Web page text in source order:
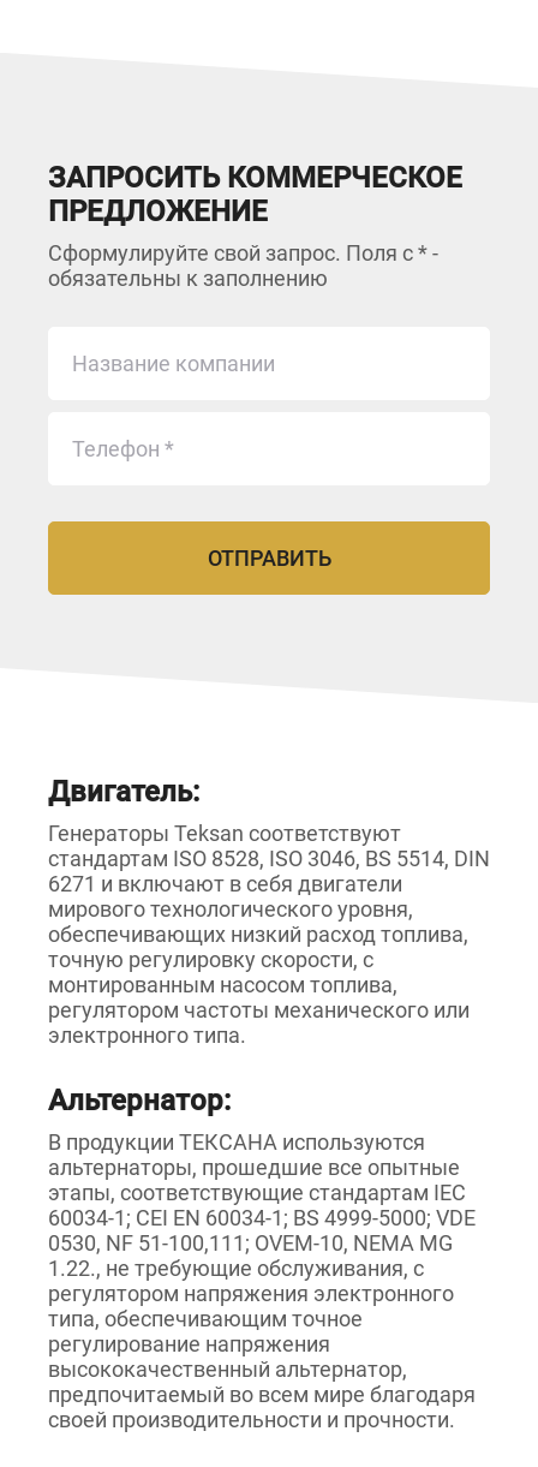
ЗАПРОСИТЬ КОММЕРЧЕСКОЕ
ПРЕДЛОЖЕНИЕ
Сформулируйте свой запрос. Поля с * -
обязательны к заполнению
Двигатель:
Генераторы Teksan соответствуют
стандартам ISO 8528, ISO 3046, BS 5514, DIN
6271 и включают в себя двигатели
мирового технологического уровня,
обеспечивающих низкий расход топлива,
точную регулировку скорости, с
монтированным насосом топлива,
регулятором частоты механического или
электронного типа.
Альтернатор:
В продукции ТЕКСАНА используются
альтернаторы, прошедшие все опытные
этапы, соответствующие стандартам IEC
60034-1; CEI EN 60034-1; BS 4999-5000; VDE
0530, NF 51-100,111; OVEM-10, NEMA MG
1.22., не требующие обслуживания, с
регулятором напряжения электронного
типа, обеспечивающим точное
регулирование напряжения
высококачественный альтернатор,
предпочитаемый во всем мире благодаря
своей производительности и прочности.